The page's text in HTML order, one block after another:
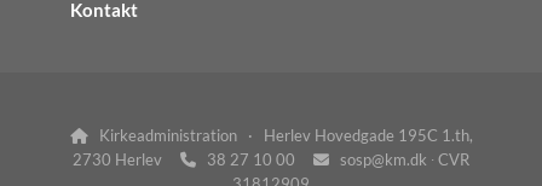
Kontakt
Kirkeadministration · Herlev Hovedgade 195C 1.th,
2730 Herlev
 38 27 10 00 
sosp@km.dk ∙ CVR